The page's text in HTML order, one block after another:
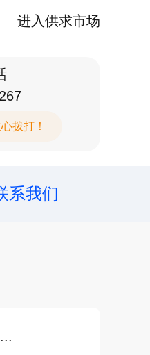
进入供求市场
拨打！
系我们